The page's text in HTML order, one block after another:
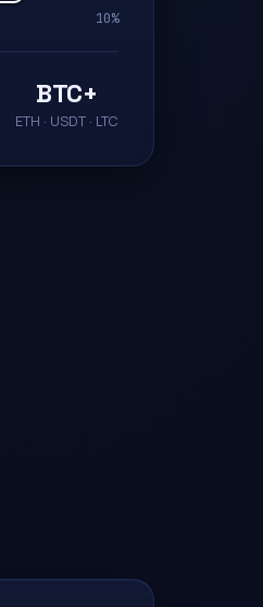
10%
BTC+
ETH · USDT · LTC